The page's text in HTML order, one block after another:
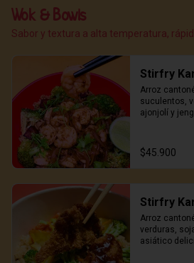
Wok & Bowls
Sabor y textura a alta temperatura,
Stirfry
Arroz
suculentos,
ajonjolí y
$45.900
Stirfry
Arroz
verduras,
asiático